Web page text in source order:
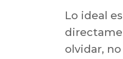
Lo ideal
olvidar,